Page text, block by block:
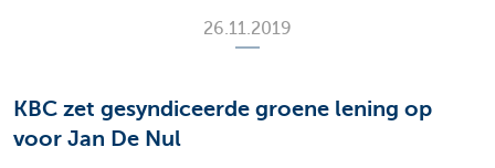
26.11.2019
KBC zet gesyndiceerde groene lening op
voor Jan De Nul